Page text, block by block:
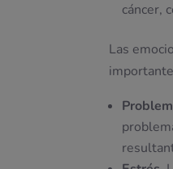
cáncer,
Las